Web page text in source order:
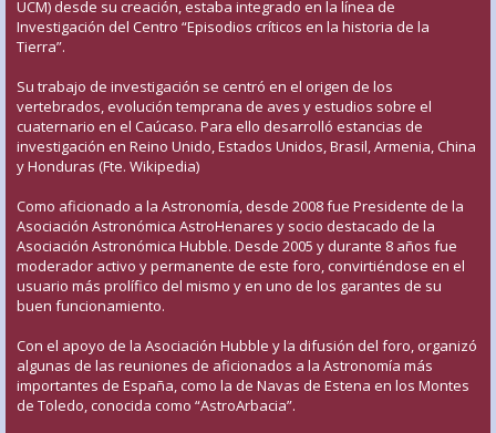
UCM) desde su creación, estaba integrado en la línea de
Investigación del Centro “Episodios críticos en la historia de la
Tierra”.
Su trabajo de investigación se centró en el origen de los
vertebrados, evolución temprana de aves y estudios sobre el
cuaternario en el Caúcaso. Para ello desarrolló estancias de
investigación en Reino Unido, Estados Unidos, Brasil, Armenia, China
y Honduras (Fte. Wikipedia)
Como aficionado a la Astronomía, desde 2008 fue Presidente de la
Asociación Astronómica AstroHenares y socio destacado de la
Asociación Astronómica Hubble. Desde 2005 y durante 8 años fue
moderador activo y permanente de este foro, convirtiéndose en el
usuario más prolífico del mismo y en uno de los garantes de su
buen funcionamiento.
Con el apoyo de la Asociación Hubble y la difusión del foro, organizó
algunas de las reuniones de aficionados a la Astronomía más
importantes de España, como la de Navas de Estena en los Montes
de Toledo, conocida como “AstroArbacia”.